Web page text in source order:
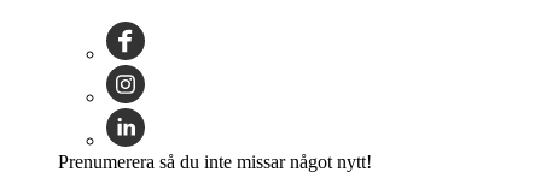
Prenumerera så du inte missar något nytt!